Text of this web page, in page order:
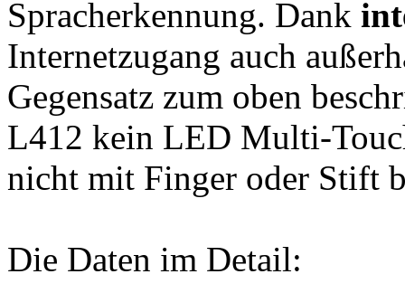
Spracherkennung. Dank
Internetzugang auch
Gegensatz zum oben
L412 kein LED Multi-
nicht mit Finger oder Stift
Die Daten im Detail: